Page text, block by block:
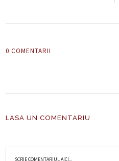
0 COMENTARII
LASA UN COMENTARIU